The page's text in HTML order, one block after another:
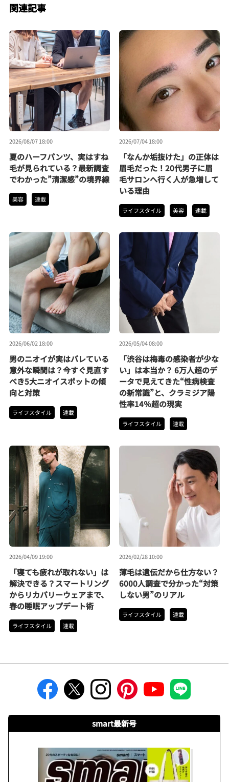
関連記事
2026/08/07 18:00
夏のハーフパンツ、実はすね
毛が見られている？最新調査
でわかった”清潔感”の境界線
美容 連載
2026/07/04 18:00
「なんか垢抜けた」の正体は
眉毛だった！20代男子に眉
毛サロンへ行く人が急増して
いる理由
ライフスタイル 美容 連載
2026/06/02 18:00
男のニオイが実はバレている
意外な瞬間は？今すぐ見直す
べき5大ニオイスポットの傾
向と対策
ライフスタイル 連載
2026/05/04 08:00
「渋谷は梅毒の感染者が少な
い」は本当か？ 6万人超のデ
ータで見えてきた“性病検査
の新常識”と、クラミジア陽
性率14％超の現実
ライフスタイル 連載
2026/04/09 19:00
「寝ても疲れが取れない」は
解決できる？スマートリング
からリカバリーウェアまで、
春の睡眠アップデート術
ライフスタイル 連載
2026/02/28 10:00
薄毛は遺伝だから仕方ない？
6000人調査で分かった“対策
しない男”のリアル
ライフスタイル 連載
smart最新号